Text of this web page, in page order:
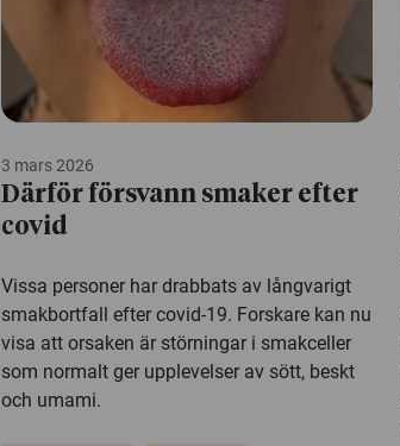
3 mars 2026
Därför försvann smaker efter
covid
Vissa personer har drabbats av långvarigt
smakbortfall efter covid-19. Forskare kan nu
visa att orsaken är störningar i smakceller
som normalt ger upplevelser av sött, beskt
och umami.